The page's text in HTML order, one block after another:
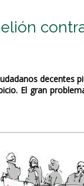
decentes
El gran